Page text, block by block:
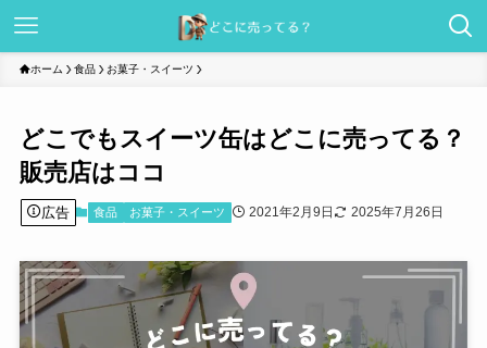
ホーム 食品 お菓子・スイーツ
どこでもスイーツ缶はどこに売ってる？
販売店はココ
広告 食品 お菓子・スイーツ 2021年2月9日 2025年7月26日